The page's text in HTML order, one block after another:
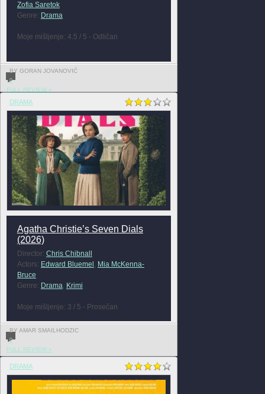
Zofia Saretok
Genre: Drama
Moje mišljenje: 4.5 / 5 - Odličan
BY GORAN JOVANOVIĆ
0
FULL REVIEW »
DRAMA
Agatha Christie’s Seven Dials
(2026)
Director: Chris Chibnall
Actors: Edward Bluemel , Mia McKenna-
Bruce
Genre: Drama, Krimi
Moje mišljenje: 3 / 5 - Prosečan
BY AMAR SMAILHODZIC
0
FULL REVIEW »
DRAMA